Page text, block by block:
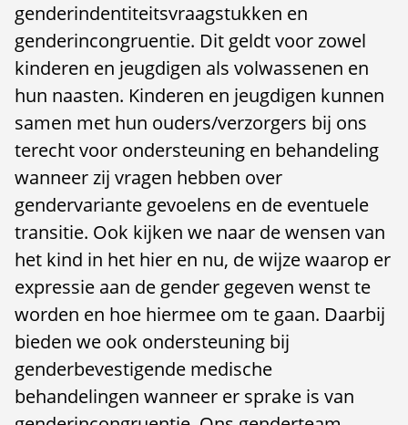
genderindentiteitsvraagstukken en
genderincongruentie. Dit geldt voor zowel
kinderen en jeugdigen als volwassenen en
hun naasten. Kinderen en jeugdigen kunnen
samen met hun ouders/verzorgers bij ons
terecht voor ondersteuning en behandeling
wanneer zij vragen hebben over
gendervariante gevoelens en de eventuele
transitie. Ook kijken we naar de wensen van
het kind in het hier en nu, de wijze waarop er
expressie aan de gender gegeven wenst te
worden en hoe hiermee om te gaan. Daarbij
bieden we ook ondersteuning bij
genderbevestigende medische
behandelingen wanneer er sprake is van